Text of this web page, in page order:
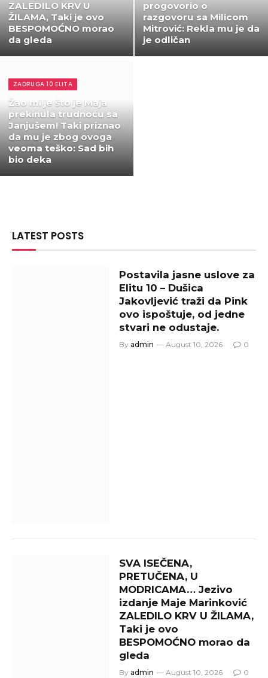
ZALEDILO KRV U
ŽILAMA, Taki je ovo
BESPOMOĆNO morao
da gleda
progovorio o
razgovoru sa Milicom
Mitrović: Rekla mu je da
je odličan
ZADRUGA 10 ELITA
Žao mi je što je Maja
prekinula trudnoću sa
Janjušem! Taki priznao
da mu je zbog ovoga
veoma teško: Sad bih
bio deka
LATEST POSTS
Postavila jasne uslove za
Elitu 10 – Dušica
Jakovljević traži da Pink
ovo ispoštuje, od jedne
stvari ne odustaje.
By admin August 10, 2026 0
SVA ISEČENA,
PRETUČENA, U
MODRICAMA… Jezivo
izdanje Maje Marinković
ZALEDILO KRV U ŽILAMA,
Taki je ovo
BESPOMOĆNO morao da
gleda
By admin August 10, 2026 0